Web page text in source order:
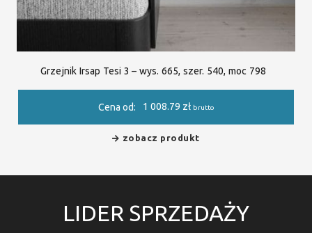
Grzejnik Irsap Tesi 3 – wys. 665, szer. 540, moc 798
Cena od: 1 008.79 zł brutto
zobacz produkt
LIDER SPRZEDAŻY